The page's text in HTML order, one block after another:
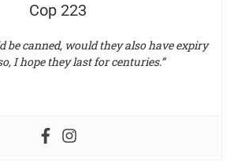
Cop 223
be canned, would they also have expiry
I hope they last for centuries.”